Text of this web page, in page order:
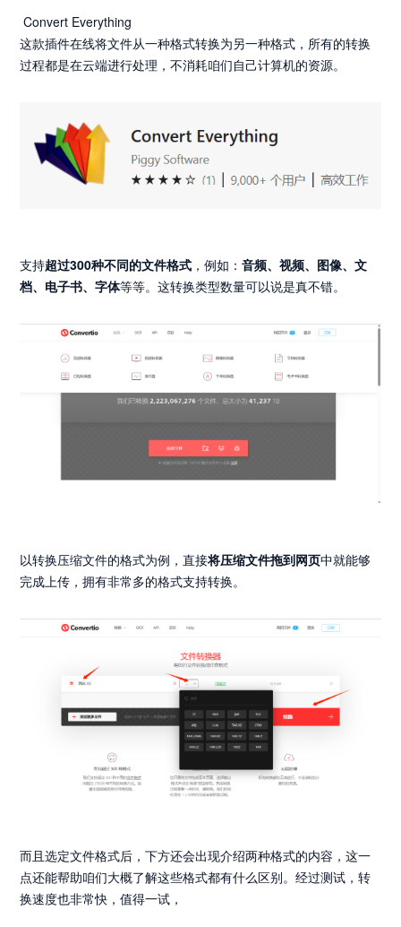
Convert Everything
这款插件在线将文件从一种格式转换为另一种格式，所有的转换
过程都是在云端进行处理，不消耗咱们自己计算机的资源。
支持超过300种不同的文件格式 ，例如：音频、视频、图像、文
档、电子书、字体等等。这转换类型数量可以说是真不错。
以转换压缩文件的格式为例，直接将压缩文件拖到网页中就能够
完成上传，拥有非常多的格式支持转换。
而且选定文件格式后，下方还会出现介绍两种格式的内容，这一
点还能帮助咱们大概了解这些格式都有什么区别。经过测试，转
换速度也非常快，值得一试，